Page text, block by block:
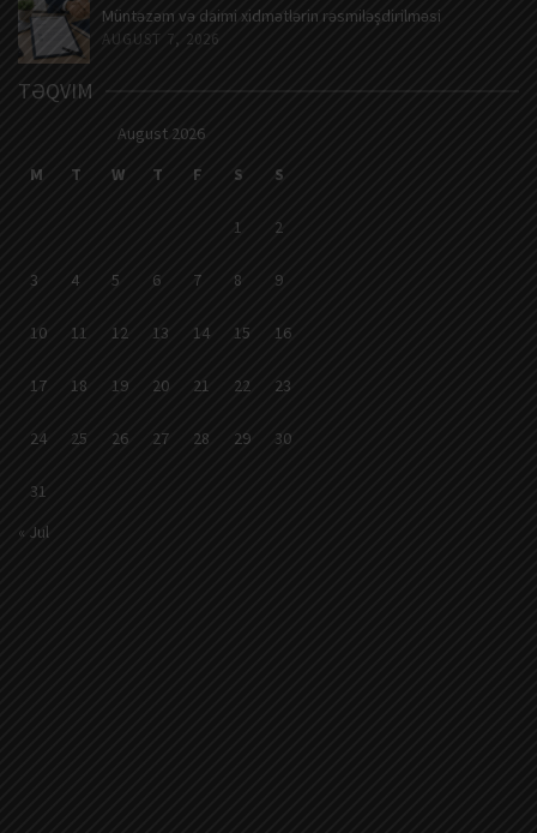
Müntəzəm və daimi xidmətlərin rəsmiləşdirilməsi
AUGUST 7, 2026
TƏQVIM
August 2026
M
T W T F S S
1 2
3 4 5 6 7 8 9
10 11 12 13 14 15 16
17 18 19 20 21 22 23
24 25 26 27 28 29 30
31
« Jul